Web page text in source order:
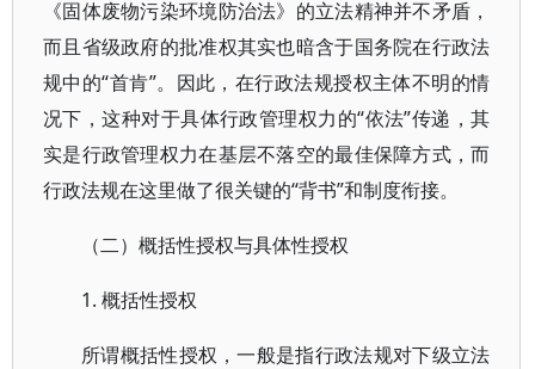
《固体废物污染环境防治法》的立法精神并不矛盾，
而且省级政府的批准权其实也暗含于国务院在行政法
规中的“首肯”。因此，在行政法规授权主体不明的情
况下，这种对于具体行政管理权力的“依法”传递，其
实是行政管理权力在基层不落空的最佳保障方式，而
行政法规在这里做了很关键的“背书”和制度衔接。
（二）概括性授权与具体性授权
1. 概括性授权
所谓概括性授权，一般是指行政法规对下级立法